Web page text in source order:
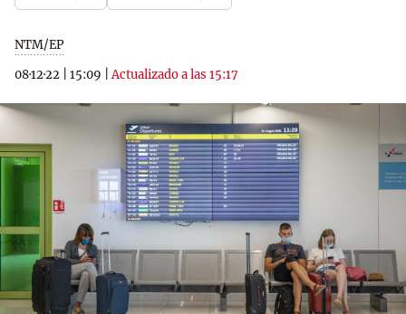
NTM/EP
08·12·22
15:09 |Actualizado a las 15:17